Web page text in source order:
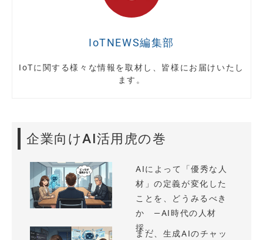
IoTNEWS編集部
IoTに関する様々な情報を取材し、皆様にお届けいたし
ます。
企業向けAI活用虎の巻
AIによって「優秀な人
材」の定義が変化した
ことを、どうみるべき
か —AI時代の人材
採...
まだ、生成AIのチャッ